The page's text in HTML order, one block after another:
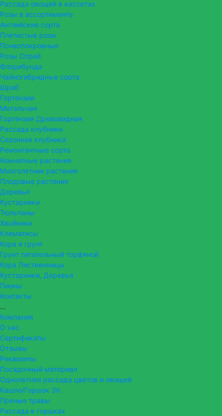
Рассада овощей в кассетах
Розы в ассортименте
Английские сорта
Плетистые розы
Почвопокровные
Розы Спрей
Флорибунда
Чайногибридные сорта
Шраб
Гортензии
Метельчая
Гортензия Древовидная
Рассада клубники
Сезонная клубника
Ремонтантные сорта
Комнатные растения
Многолетние растения
Плодовые растения
Деревья
Кустарники
Тюльпаны
Хвойники
Клематисы
Кора и грунт
Грунт питательный торфяной
Кора Лиственницы
Кустарники, Деревья
Пионы
Контакты
...
Компания
О нас
Сертификаты
Отзывы
Реквизиты
Посадочный материал
Однолетняя рассада цветов и овощей
Кашпо/Горшок 3п.
Пряные травы
Рассада в горшках